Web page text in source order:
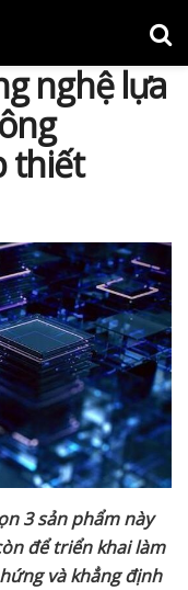
nghệ lựa
thiết
n 3 sản phẩm này
đểtriển khai làm
ứng và khẳng định